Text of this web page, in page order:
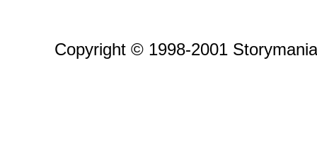
Copyright © 1998-2001